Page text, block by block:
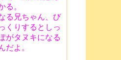
る。
る兄ちゃん、び
くりするとしっ
がタヌキになる
だよ。